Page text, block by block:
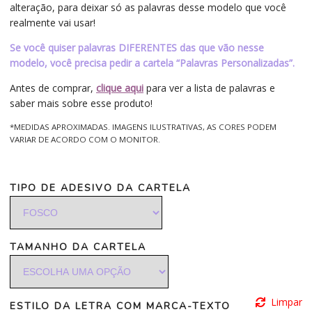
alteração, para deixar só as palavras desse modelo que você
realmente vai usar!
Se você quiser palavras DIFERENTES das que vão nesse
modelo, você precisa pedir a cartela “Palavras Personalizadas”.
Antes de comprar, clique aqui para ver a lista de palavras e
saber mais sobre esse produto!
*MEDIDAS APROXIMADAS. IMAGENS ILUSTRATIVAS, AS CORES PODEM
VARIAR DE ACORDO COM O MONITOR.
TIPO DE ADESIVO DA CARTELA
TAMANHO DA CARTELA
ESTILO DA LETRA COM MARCA-TEXTO Limpar